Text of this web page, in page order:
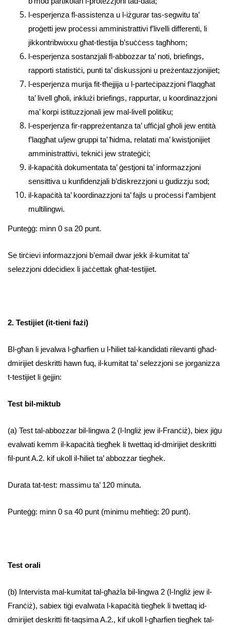
l-esperjenza fl-assistenza u l-iżgurar tas-segwitu ta’
proġetti jew proċessi amministrattivi f’livelli differenti, li
jikkontribwixxu għat-tlestija b’suċċess tagħhom;
l-esperjenza sostanzjali fl-abbozzar ta’ noti, briefings,
rapporti statistiċi, punti ta’ diskussjoni u preżentazzjonijiet;
l-esperjenza murija fit-tħejjija u l-parteċipazzjoni f’laqgħat
ta’ livell għoli, inklużi briefings, rappurtar, u koordinazzjoni
ma’ korpi istituzzjonali jew mal-livell politiku;
l-esperjenza fir-rappreżentanza ta’ uffiċjal għoli jew entità
f’laqgħat u/jew gruppi ta’ ħidma, relatati ma’ kwistjonijiet
amministrattivi, tekniċi jew strateġiċi;
il-kapaċità dokumentata ta’ ġestjoni ta’ informazzjoni
sensittiva u kunfidenzjali b’diskrezzjoni u ġudizzju sod;
il-kapaċità ta’ koordinazzjoni ta’ fajls u proċessi f’ambjent
multilingwi.
Punteġġ: minn 0 sa 20 punt.
Se tirċievi informazzjoni b’email dwar jekk il-kumitat ta’
selezzjoni ddeċidiex li jaċċettak għat-testijiet.
2. Testijiet (it-tieni fażi)
Bl-għan li jevalwa l-għarfien u l-ħiliet tal-kandidati rilevanti għad-
dmirijiet deskritti hawn fuq, il-kumitat ta’ selezzjoni se jorganizza
t-testijiet li ġejjin:
Test bil-miktub
(a) Test tal-abbozzar bil-lingwa 2 (l-Ingliż jew il-Franċiż), biex jiġu
evalwati kemm il-kapaċità tiegħek li twettaq id-dmirijiet deskritti
fil-punt A.2. kif ukoll il-ħiliet ta’ abbozzar tiegħek.
Durata tat-test: massimu ta’ 120 minuta.
Punteġġ: minn 0 sa 40 punt (minimu meħtieġ: 20 punt).
Test orali
(b) Intervista mal-kumitat tal-għażla bil-lingwa 2 (l-Ingliż jew il-
Franċiż), sabiex tiġi evalwata l-kapaċità tiegħek li twettaq id-
dmirijiet deskritti fit-taqsima A.2., kif ukoll l-għarfien tiegħek tal-